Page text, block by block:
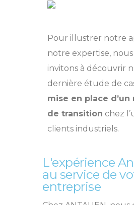
Pour illustrer notre
notre expertise,
invitons à découvrir
dernière étude de
mise en place d’un
de transition chez
clients industriels.
L'expérience
au service de
entreprise